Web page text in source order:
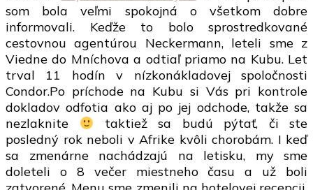
som bola veľmi spokojná o všetkom dobre
informovali. Keďže to bolo sprostredkované
cestovnou agentúrou Neckermann, leteli sme z
Viedne do Mníchova a odtiaľ priamo na Kubu. Let
trval 11 hodín v nízkonákladovej spoločnosti
Condor.Po príchode na Kubu si Vás pri kontrole
dokladov odfotia ako aj po jej odchode, takže sa
nezlaknite
taktiež sa budú pýtať, či ste
posledný rok neboli v Afrike kvôli chorobám. I keď
sa zmenárne nachádzajú na letisku, my sme
doleteli o 8 večer miestneho času a už boli